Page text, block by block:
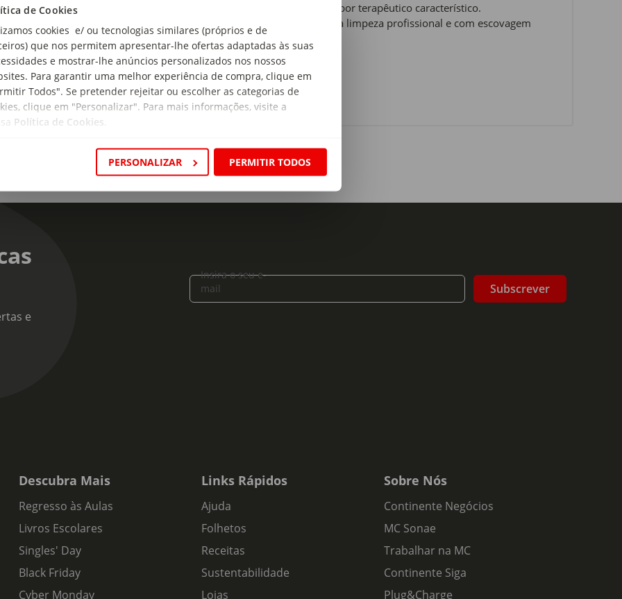
de Cookies
cookies e/ ou tecnologias similares (próprios e de
que nos permitem apresentar-lhe ofertas adaptadas às suas
e mostrar-lhe anúncios personalizados nos nossos
Para garantir uma melhor experiência de compra, clique em
Todos". Se pretender rejeitar ou escolher as categorias de
clique em "Personalizar". Para mais informações, visite a
Política de Cookies
PERSONALIZAR PERMITIR TODOS
a remover a maior causa de sangramento das gengivas* e tem um sabor terapêutico característico.
com uma pasta dentífrica sem bicarbonato de sódio, após uma limpeza profissional e com escovagem
vezes ao dia. PM-PT-PAD-20-00004 – 02/20
de produto:
de Dentes Gengivas
e
Insira o seu e-
mail
Subscrever
Descubra Mais
Regresso às Aulas
Livros Escolares
Singles' Day
Black Friday
Cyber Monday
Links Rápidos
Ajuda
Folhetos
Receitas
Sustentabilidade
Lojas
Sobre Nós
Continente Negócios
MC Sonae
Trabalhar na MC
Continente Siga
Plug&Charge